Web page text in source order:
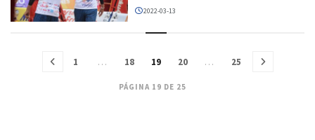
2022-03-13
PÁGINA 19 DE 25
1 … 18 19 20 … 25